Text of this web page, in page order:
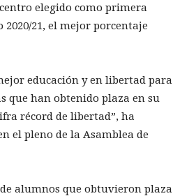
elegido como primera
21, el mejor porcentaje
educación y en libertad para
que han obtenido plaza en su
récord de libertad”, ha
el pleno de la Asamblea de
alumnos que obtuvieron plaza